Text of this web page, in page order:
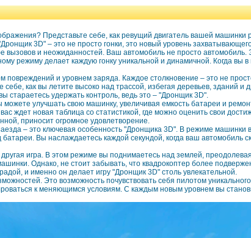
Представьте себе, как ревущий двигатель вашей
3D" – это не просто гонки, это новый уровень
вызовов и неожиданностей. Ваш автомобиль не просто автомобиль.
режиму делает каждую гонку уникальной и динамичной. Когда
повреждений и уровнем заряда. Каждое столкновение – это не
как вы летите высоко над трассой, избегая деревьев, зданий
стараетесь удержать контроль, ведь это – "Дронщик 3D".
улучшать свою машинку, увеличивая емкость батареи и
новая таблица со статистикой, где можно оценить свои
приносит огромное удовлетворение.
– это ключевая особенность "Дронщика 3D". В режиме машинки
Вы наслаждаетесь каждой секундой, когда ваш автомобиль
игра. В этом режиме вы поднимаетесь над землей,
Однако, не стоит забывать, что квадрокоптер более
и именно он делает игру "Дронщик 3D" столь увлекательной.
Это возможность почувствовать себя пилотом
к меняющимся условиям. С каждым новым уровнем вы